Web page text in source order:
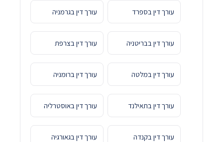
עורך דין בספרד עורך דין בגרמניה
עורך דין בבריטניה עורך דין בצרפת
עורך דין במלטה עורך דין ברומניה
עורך דין בתאילנד עורך דין באוסטרליה
עורך דין בקנדה עורך דין בגאורגיה